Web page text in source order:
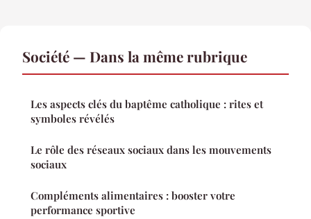
Société — Dans la même rubrique
Les aspects clés du baptême catholique : rites et
symboles révélés
Le rôle des réseaux sociaux dans les mouvements
sociaux
Compléments alimentaires : booster votre
performance sportive